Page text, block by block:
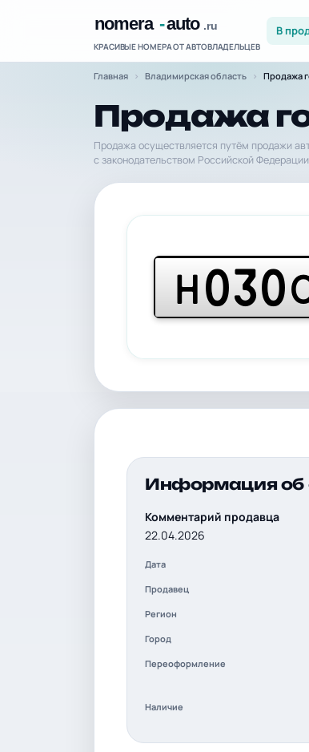
КРАСИВЫЕ НОМЕРА ОТ АВТОВЛАДЕЛЬЦЕВ
В
Главная Владимирская область Продажа
Продажа
Продажа осуществляется путём продажи
с законодательством Российской
Н030
Информация об
Комментарий продавца
22.04.2026
Дата
Продавец
Регион
Город
Переоформление
Наличие